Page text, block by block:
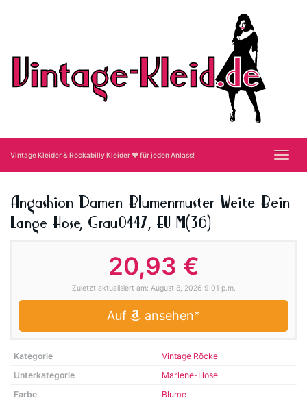
Vintage Kleider & Rockabilly Kleider ❤ für jeden Anlass!
Angashion Damen Blumenmuster Weite Bein
Lange Hose, Grau0447, EU M(36)
20,93 €
Zuletzt aktualisiert am: August 8, 2026 9:01 p.m.
Auf ansehen*
Kategorie
Vintage Röcke
Unterkategorie
Marlene-Hose
Farbe
Blume